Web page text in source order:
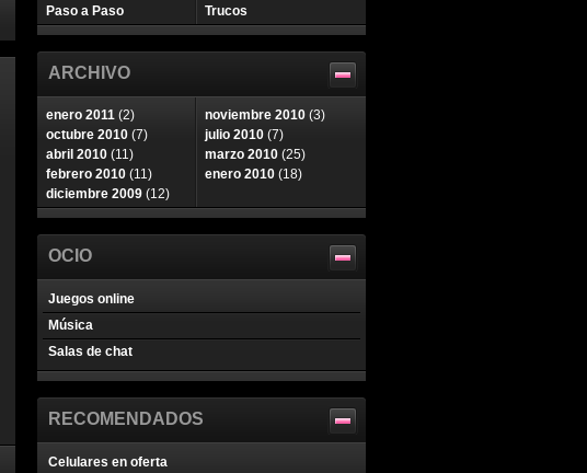
Paso a Paso
Trucos
ARCHIVO
enero 2011 (2) noviembre 2010 (3)
octubre 2010 (7) julio 2010 (7)
abril 2010 (11) marzo 2010 (25)
febrero 2010 (11) enero 2010 (18)
diciembre 2009 (12)
OCIO
Juegos online
Música
Salas de chat
RECOMENDADOS
Celulares en oferta